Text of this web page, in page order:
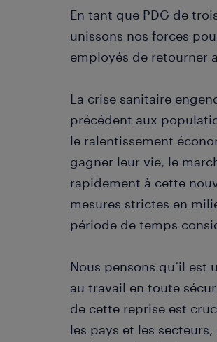
En tant que PDG de
unissons nos forces
employés de retourner
La crise sanitaire
précédent aux
le ralentissement
gagner leur vie, le
rapidement à cette
mesures strictes en
période de temps
Nous pensons qu’il est
au travail en toute
de cette reprise est
les pays et les